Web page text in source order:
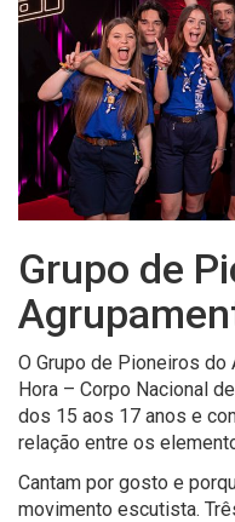
Grupo de
O Grupo de Pioneiros do
Hora – Corpo Nacional
dos 15 aos 17 anos e
relação entre os
Cantam por gosto e
movimento escutista.